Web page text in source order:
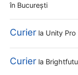
în București
Curier la Unity Pro
Curier la